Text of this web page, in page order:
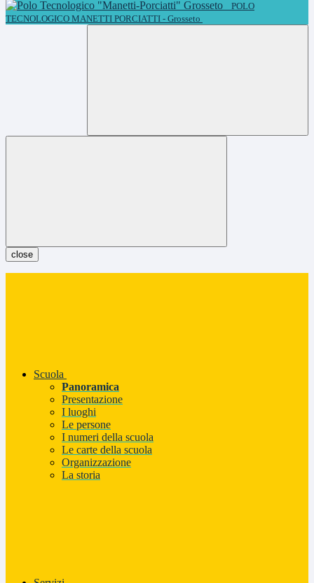
POLO
TECNOLOGICO MANETTI PORCIATTI - Grosseto
close
Scuola
Panoramica
Presentazione
I luoghi
Le persone
I numeri della scuola
Le carte della scuola
Organizzazione
La storia